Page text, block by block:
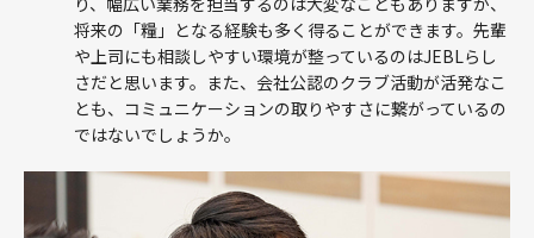
将来の「糧」となる経験も多く得ることができます。先輩
や上司にも相談しやすい環境が整っているのはJEBLらし
さだと思います。また、会社公認のクラブ活動が活発なこ
とも、コミュニケーションの取りやすさに繋がっているの
ではないでしょうか。